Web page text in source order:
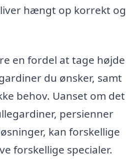
hængt op korrekt og
en fordel at tage højde
du ønsker, samt
behov. Uanset om det
persienner
kan forskellige
forskellige specialer.